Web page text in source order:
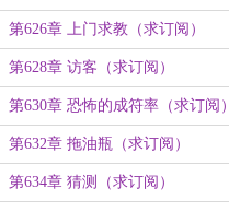
第626章 上门求教（求订阅）
第628章 访客（求订阅）
第630章 恐怖的成符率（求订阅）
第632章 拖油瓶（求订阅）
第634章 猜测（求订阅）